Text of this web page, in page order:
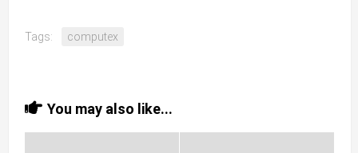
Tags: computex
You may also like...